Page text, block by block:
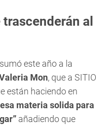
al
este año a la
Mon, que a SITIO
están haciendo en
materia solida para
añadiendo que